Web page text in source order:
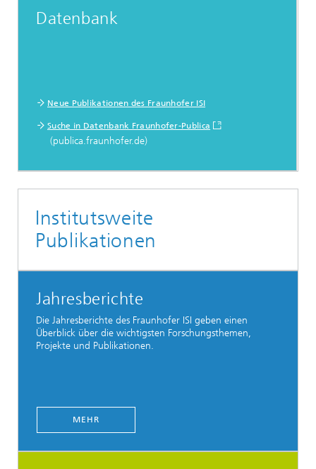
Datenbank
Neue Publikationen des Fraunhofer ISI
Suche in Datenbank Fraunhofer-Publica
(publica.fraunhofer.de)
Institutsweite
Publikationen
Jahresberichte
Die Jahresberichte des Fraunhofer ISI geben einen
Überblick über die wichtigsten Forschungsthemen,
Projekte und Publikationen.
MEHR